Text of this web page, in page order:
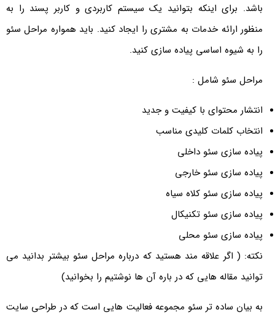
باشد. برای اینکه بتوانید یک سیستم کاربردی و کاربر پسند را به
منظور ارائه خدمات به مشتری را ایجاد کنید. باید همواره مراحل سئو
را به شیوه اساسی پیاده سازی کنید.
مراحل سئو شامل :
انتشار محتوای با کیفیت و جدید
انتخاب کلمات کلیدی مناسب
پیاده سازی سئو داخلی
پیاده سازی سئو خارجی
پیاده سازی سئو کلاه سیاه
پیاده سازی سئو تکنیکال
پیاده سازی سئو محلی
نکته: ( اگر علاقه مند هستید که درباره مراحل سئو بیشتر بدانید می
توانید مقاله هایی که در باره آن ها نوشتیم را بخوانید)
به بیان ساده تر سئو مجموعه فعالیت هایی است که در طراحی سایت